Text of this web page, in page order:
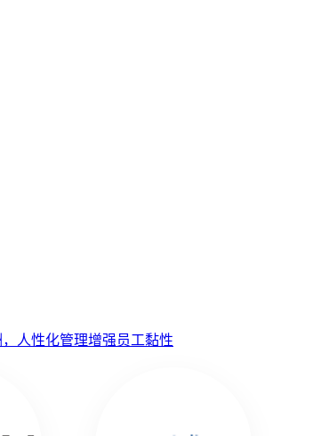
人性化管理增强员工黏性